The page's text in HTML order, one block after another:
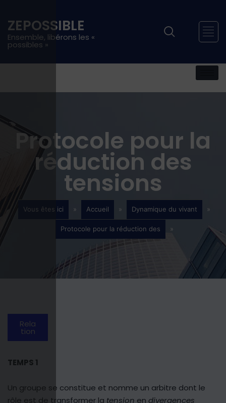
ZEPOSSIBLE
Ensemble, libérons les «
possibles »
Protocole pour la
réduction des
tensions
Vous êtes ici » Accueil » Dynamique du vivant »
Protocole pour la réduction des »
Rela
tion
TEMPS 1
Un groupe se constitue et nomme un arbitre dont le
rôle est de transformer la tension en divergences